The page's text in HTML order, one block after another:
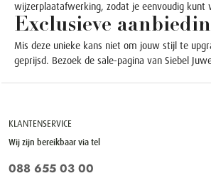
wijzerplaatafwerking, zodat je eenvoudig kunt
Exclusieve
Mis deze unieke kans niet om jouw stijl te
geprijsd. Bezoek de sale-pagina van Siebel
KLANTENSERVICE
Wij zijn bereikbaar via tel
088 655 03 00